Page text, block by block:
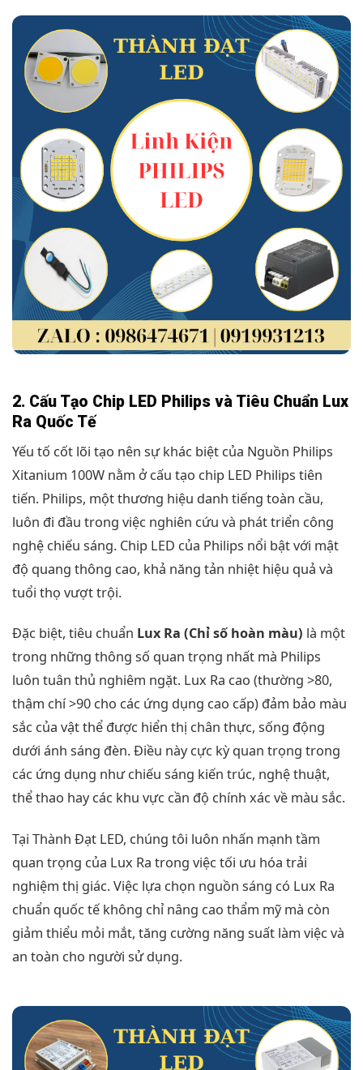
2. Cấu Tạo Chip LED Philips và Tiêu Chuẩn Lux
Ra Quốc Tế
Yếu tố cốt lõi tạo nên sự khác biệt của Nguồn Philips
Xitanium 100W nằm ở cấu tạo chip LED Philips tiên
tiến. Philips, một thương hiệu danh tiếng toàn cầu,
luôn đi đầu trong việc nghiên cứu và phát triển công
nghệ chiếu sáng. Chip LED của Philips nổi bật với mật
độ quang thông cao, khả năng tản nhiệt hiệu quả và
tuổi thọ vượt trội.
Đặc biệt, tiêu chuẩn Lux Ra (Chỉ số hoàn màu) là một
trong những thông số quan trọng nhất mà Philips
luôn tuân thủ nghiêm ngặt. Lux Ra cao (thường >80,
thậm chí >90 cho các ứng dụng cao cấp) đảm bảo màu
sắc của vật thể được hiển thị chân thực, sống động
dưới ánh sáng đèn. Điều này cực kỳ quan trọng trong
các ứng dụng như chiếu sáng kiến trúc, nghệ thuật,
thể thao hay các khu vực cần độ chính xác về màu sắc.
Tại Thành Đạt LED, chúng tôi luôn nhấn mạnh tầm
quan trọng của Lux Ra trong việc tối ưu hóa trải
nghiệm thị giác. Việc lựa chọn nguồn sáng có Lux Ra
chuẩn quốc tế không chỉ nâng cao thẩm mỹ mà còn
giảm thiểu mỏi mắt, tăng cường năng suất làm việc và
an toàn cho người sử dụng.